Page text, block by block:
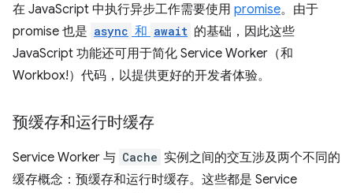
在 JavaScript 中执行异步工作需要使用 promise。由于
promise 也是 async 和 await 的基础，因此这些
JavaScript 功能还可用于简化 Service Worker（和
Workbox!）代码，以提供更好的开发者体验。
预缓存和运行时缓存
Service Worker 与 Cache 实例之间的交互涉及两个不同的
缓存概念：预缓存和运行时缓存。这些都是 Service